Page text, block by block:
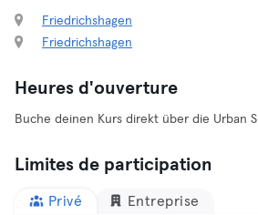
Friedrichshagen
Friedrichshagen
Heures d'ouverture
Buche deinen Kurs direkt über die Urban
Limites de participation
Privé Entreprise